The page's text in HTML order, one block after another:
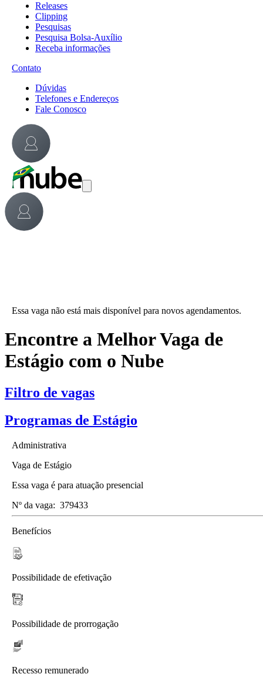
Releases
Clipping
Pesquisas
Pesquisa Bolsa-Auxílio
Receba informações
Contato
Dúvidas
Telefones e Endereços
Fale Conosco
Essa vaga não está mais disponível para novos agendamentos.
Encontre a Melhor Vaga de
Estágio com o Nube
Filtro de vagas
Programas de Estágio
Administrativa
Vaga de Estágio
Essa vaga é para atuação presencial
Nº da vaga: 379433
Benefícios
Possibilidade de efetivação
Possibilidade de prorrogação
Recesso remunerado